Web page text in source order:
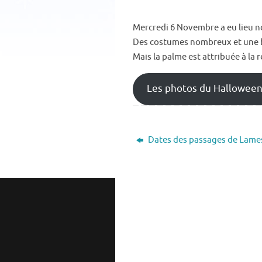
Mercredi 6 Novembre a eu lieu
Des costumes nombreux et
Mais la palme est attribuée à la
Les photos du
Dates des passages de